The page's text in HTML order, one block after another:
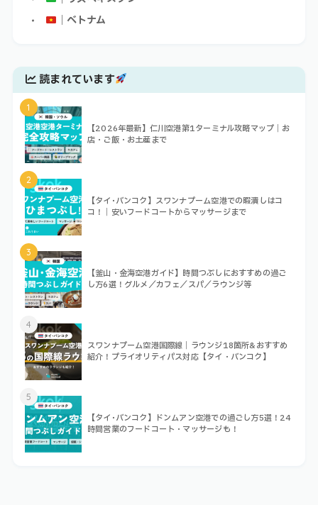
｜ベトナム
読まれています
1
【2026年最新】仁川空港第1ターミナル攻略マップ｜お
店・ご飯・お土産まで
2
【タイ･バンコク】スワンナプーム空港での暇潰しはコ
コ！｜安いフードコートからマッサージまで
3
【釜山・金海空港ガイド】時間つぶしにおすすめの過ご
し方6選！グルメ／カフェ／スパ／ラウンジ等
4
スワンナプーム空港国際線｜ラウンジ18箇所&おすすめ
紹介！プライオリティパス対応【タイ・バンコク】
5
【タイ･バンコク】ドンムアン空港での過ごし方5選！24
時間営業のフードコート・マッサージも！